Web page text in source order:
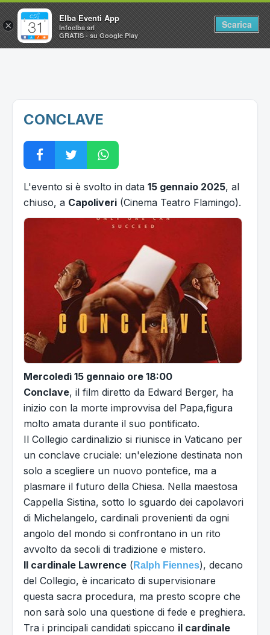
Home
Vacanze all'Isola d'Elba
CONCLAVE
L'evento si è svolto in data 15 gennaio 2025, al
chiuso, a Capoliveri (Cinema Teatro Flamingo).
Mercoledì 15 gennaio ore 18:00
Conclave, il film diretto da Edward Berger, ha
inizio con la morte improvvisa del Papa,figura
molto amata durante il suo pontificato.
Il Collegio cardinalizio si riunisce in Vaticano per
un conclave cruciale: un'elezione destinata non
solo a scegliere un nuovo pontefice, ma a
plasmare il futuro della Chiesa. Nella maestosa
Cappella Sistina, sotto lo sguardo dei capolavori
di Michelangelo, cardinali provenienti da ogni
angolo del mondo si confrontano in un rito
avvolto da secoli di tradizione e mistero.
Il cardinale Lawrence ( Ralph Fiennes), decano
del Collegio, è incaricato di supervisionare
questa sacra procedura, ma presto scopre che
non sarà solo una questione di fede e preghiera.
Tra i principali candidati spiccano il cardinale
×
Elba Eventi App
Infoelba srl
GRATIS - su Google Play
Scarica